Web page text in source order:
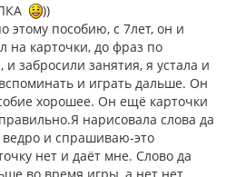
а
л
у
))
пособию, с 7лет, он и
на карточки, до фраз по
забросили занятия, я устала и
и играть дальше. Он
хорошее. Он ещё карточки
нарисовала слова да
ведро и спрашиваю-это
нет и даёт мне. Слово да
во время игры, а нет нет